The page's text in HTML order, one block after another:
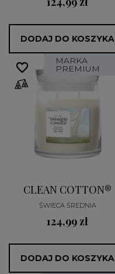
DODAJ DO KOSZYKA
MARKA
PREMIUM
CLEAN COTTON®
ŚWIECA ŚREDNIA
124,99 zł
DODAJ DO KOSZYKA
favorite_border
favorite_border